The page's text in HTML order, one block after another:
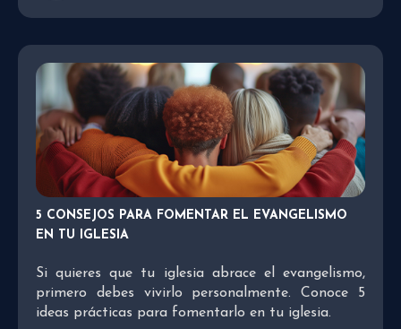
5 CONSEJOS PARA FOMENTAR EL EVANGELISMO
EN TU IGLESIA
Si quieres que tu iglesia abrace el evangelismo,
primero debes vivirlo personalmente. Conoce 5
ideas prácticas para fomentarlo en tu iglesia.